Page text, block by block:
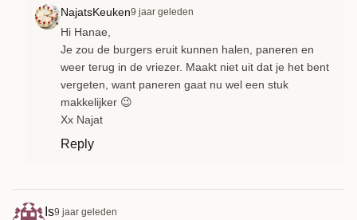
NajatsKeuken9 jaar geleden
Hi Hanae,
Je zou de burgers eruit kunnen halen, paneren en
weer terug in de vriezer. Maakt niet uit dat je het bent
vergeten, want paneren gaat nu wel een stuk
makkelijker 😉
Xx Najat
Reply
Is9 jaar geleden